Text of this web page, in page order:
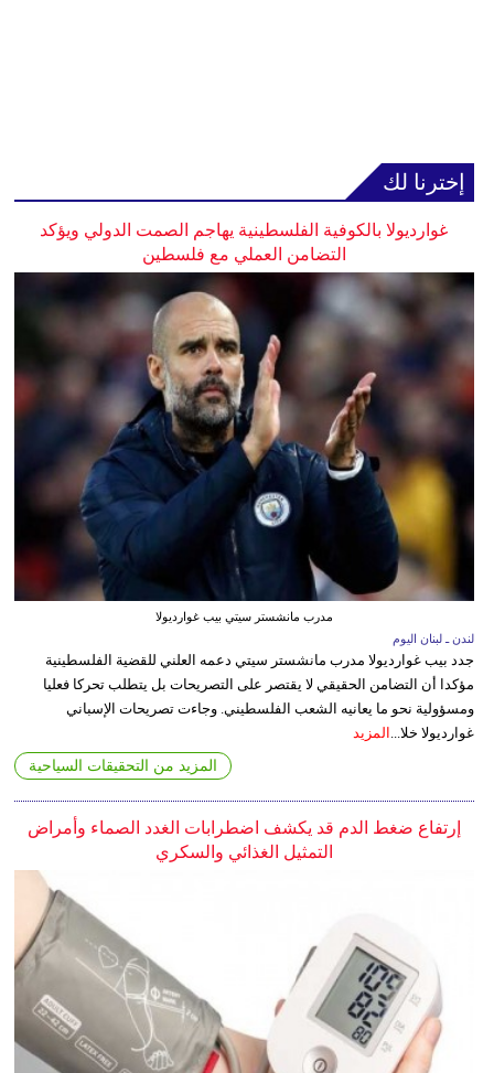
إخترنا لك
غوارديولا بالكوفية الفلسطينية يهاجم الصمت الدولي ويؤكد
التضامن العملي مع فلسطين
مدرب مانشستر سيتي بيب غوارديولا
لندن ـ لبنان اليوم
جدد بيب غوارديولا مدرب مانشستر سيتي دعمه العلني للقضية الفلسطينية
مؤكدا أن التضامن الحقيقي لا يقتصر على التصريحات بل يتطلب تحركا فعليا
ومسؤولية نحو ما يعانيه الشعب الفلسطيني. وجاءت تصريحات الإسباني
غوارديولا خلا... المزيد
المزيد من التحقيقات السياحية
إرتفاع ضغط الدم قد يكشف اضطرابات الغدد الصماء وأمراض
التمثيل الغذائي والسكري